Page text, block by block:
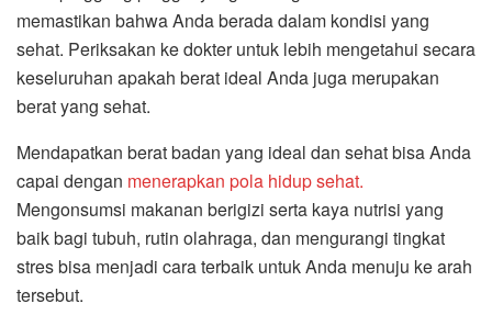
memastikan bahwa Anda berada dalam kondisi yang
sehat. Periksakan ke dokter untuk lebih mengetahui secara
keseluruhan apakah berat ideal Anda juga merupakan
berat yang sehat.
Mendapatkan berat badan yang ideal dan sehat bisa Anda
capai dengan menerapkan pola hidup sehat.
Mengonsumsi makanan berigizi serta kaya nutrisi yang
baik bagi tubuh, rutin olahraga, dan mengurangi tingkat
stres bisa menjadi cara terbaik untuk Anda menuju ke arah
tersebut.